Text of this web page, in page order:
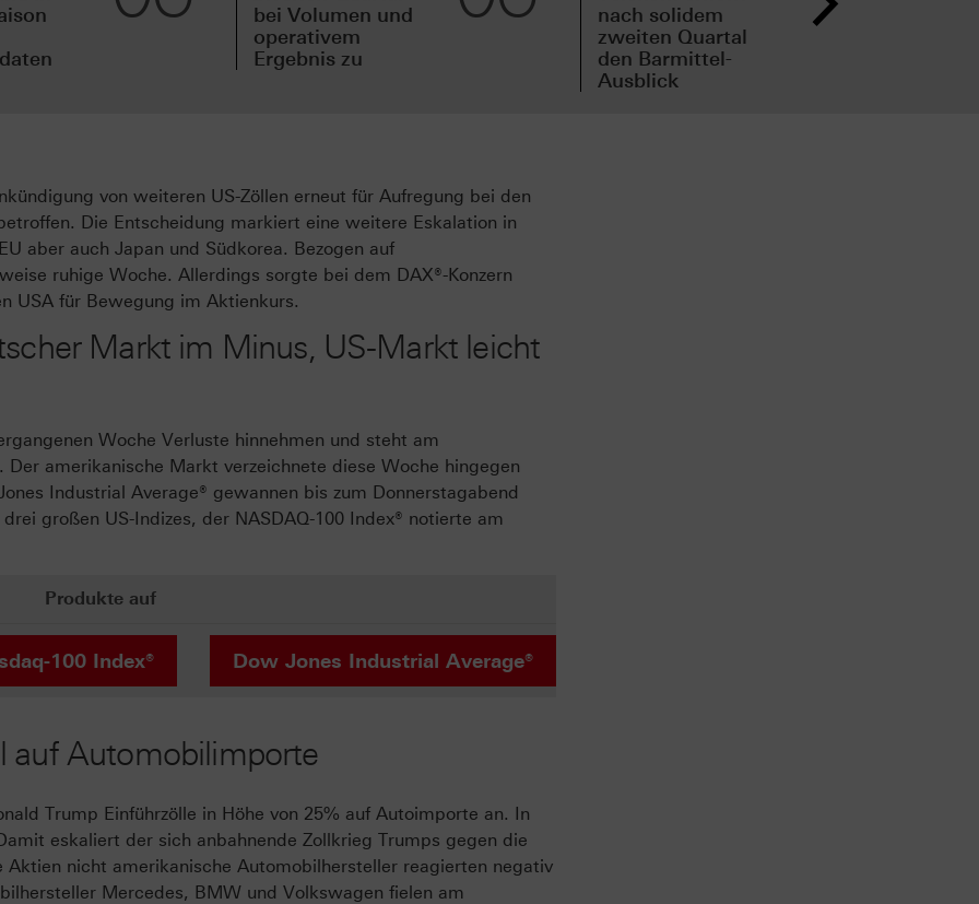
bei Volumen und
operativem
Ergebnis zu
nach solidem
zweiten Quartal
den Barmittel-
Ausblick
von weiteren US-Zöllen erneut für Aufregung bei den
Die Entscheidung markiert eine weitere Eskalation in
aber auch Japan und Südkorea. Bezogen auf
ruhige Woche. Allerdings sorgte bei dem DAX®-Konzern
USA für Bewegung im Aktienkurs.
Markt im Minus, US-Markt leicht
Woche Verluste hinnehmen und steht am
amerikanische Markt verzeichnete diese Woche hingegen
Industrial Average® gewannen bis zum Donnerstagabend
großen US-Indizes, der NASDAQ-100 Index® notierte am
Produkte auf
100 Index® Dow Jones Industrial Average®
auf Automobilimporte
Trump Einführzölle in Höhe von 25% auf Autoimporte an. In
eskaliert der sich anbahnende Zollkrieg Trumps gegen die
nicht amerikanische Automobilhersteller reagierten negativ
Mercedes, BMW und Volkswagen fielen am